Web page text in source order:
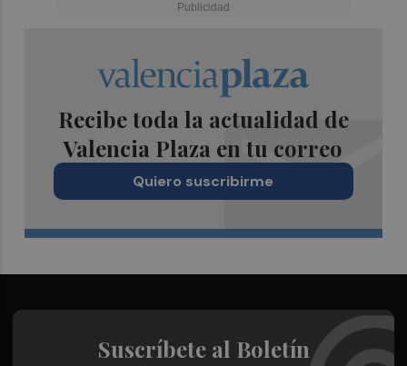
Recibe toda la actualidad de
Valencia Plaza en tu correo
Quiero suscribirme
Suscríbete al Boletín